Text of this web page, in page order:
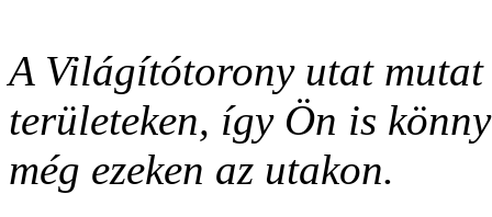
A Világítótorony utat
területeken, így Ön is
még ezeken az utakon.